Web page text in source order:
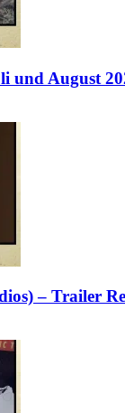
und August
– Trailer